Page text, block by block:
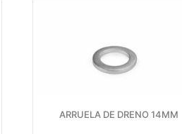
ARRUELA DE DRENO 14MM